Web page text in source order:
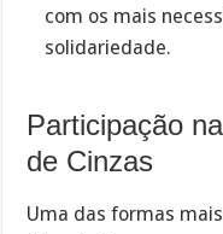
com os mais
solidariedade.
Participação
de Cinzas
Uma das formas